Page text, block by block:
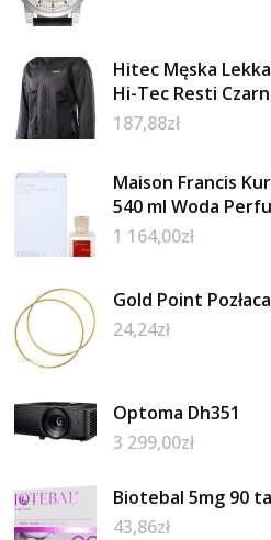
Hitec Męska
Hi-Tec Resti
187,88zł
Maison Francis
540 ml Woda
1 164,00zł
Gold Point
24,24zł
Optoma Dh351
3 299,00zł
Biotebal 5mg 90
43,86zł